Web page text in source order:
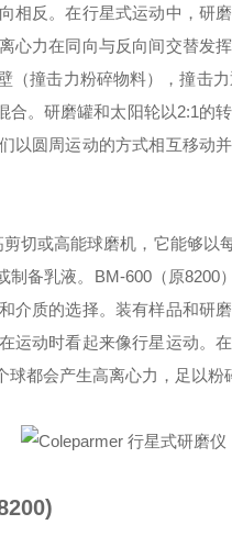
相反。在行星式运动中，研
心力在同向与反向间交替发
（撞击力粉碎物料），撞击
。研磨罐和太阳轮以2:1的
以圆周运动的方式相互移动
切或高能球磨机，它能够
备乳液。BM-600（原8200
介质的选择。装有样品和研
动时看起来像行星运动。
都会产生高离心力，足以粉